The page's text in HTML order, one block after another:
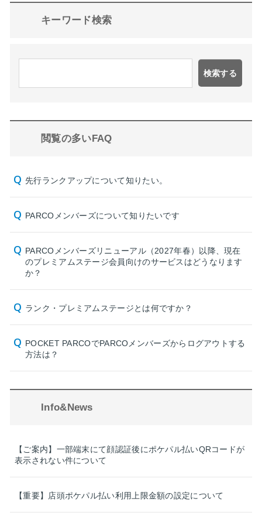
キーワード検索
検索する
閲覧の多いFAQ
先行ランクアップについて知りたい。
PARCOメンバーズについて知りたいです
PARCOメンバーズリニューアル（2027年春）以降、現在
のプレミアムステージ会員向けのサービスはどうなります
か？
ランク・プレミアムステージとは何ですか？
POCKET PARCOでPARCOメンバーズからログアウトする
方法は？
Info&News
【ご案内】一部端末にて顔認証後にポケパル払いQRコードが
表示されない件について
【重要】店頭ポケパル払い利用上限金額の設定について